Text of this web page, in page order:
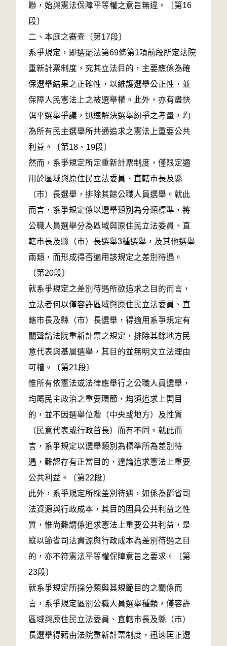
聯，始與憲法保障平等權之意旨無違。〔第16
段〕
二、本庭之審查〔第17段〕
系爭規定，即選罷法第69條第1項前段所定法院
重新計票制度，究其立法目的，主要應係為確
保選舉結果之正確性，以維護選舉公正性，並
保障人民憲法上之被選舉權。此外，亦有盡快
弭平選舉爭議，迅速解決選舉紛爭之考量，均
為所有民主選舉所共通追求之憲法上重要公共
利益。〔第18、19段〕
然而，系爭規定所定重新計票制度，僅限定適
用於區域與原住民立法委員、直轄市長及縣
（市）長選舉，排除其餘公職人員選舉。就此
而言，系爭規定係以選舉類別為分類標準，將
公職人員選舉分為區域與原住民立法委員、直
轄市長及縣（市）長選舉3種選舉，及其他選舉
兩類，而形成得否適用該規定之差別待遇。
〔第20段〕
就系爭規定之差別待遇所欲追求之目的而言，
立法者何以僅容許區域與原住民立法委員、直
轄市長及縣（市）長選舉，得適用系爭規定有
關聲請法院重新計票之規定，排除其餘地方民
意代表與基層選舉，其目的並無明文立法理由
可稽。〔第21段〕
惟所有依憲法或法律應舉行之公職人員選舉，
均屬民主政治之重要環節，均須追求上開目
的，並不因選舉位階（中央或地方）及性質
（民意代表或行政首長）而有不同。就此而
言，系爭規定以選舉類別為標準所為差別待
遇，難認存有正當目的，遑論追求憲法上重要
公共利益。〔第22段〕
此外，系爭規定所採差別待遇，如係為節省司
法資源與行政成本，其目的固具公共利益之性
質，惟尚難謂係追求憲法上重要公共利益，是
縱以節省司法資源與行政成本為差別待遇之目
的，亦不符憲法平等權保障意旨之要求。〔第
23段〕
就系爭規定所採分類與其規範目的之關係而
言，系爭規定區別公職人員選舉種類，僅容許
區域與原住民立法委員、直轄市長及縣（市）
長選舉得藉由法院重新計票制度，迅速匡正選